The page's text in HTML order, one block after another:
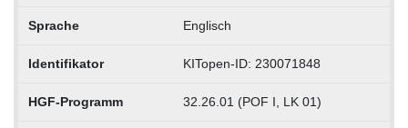
Sprache Englisch
Identifikator KITopen-ID: 230071848
HGF-Programm 32.26.01 (POF I, LK 01)